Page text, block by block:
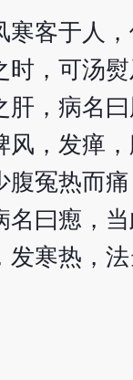
客于人
，可汤
，病名
，发瘅
腹冤热而
曰瘛，
寒热，法